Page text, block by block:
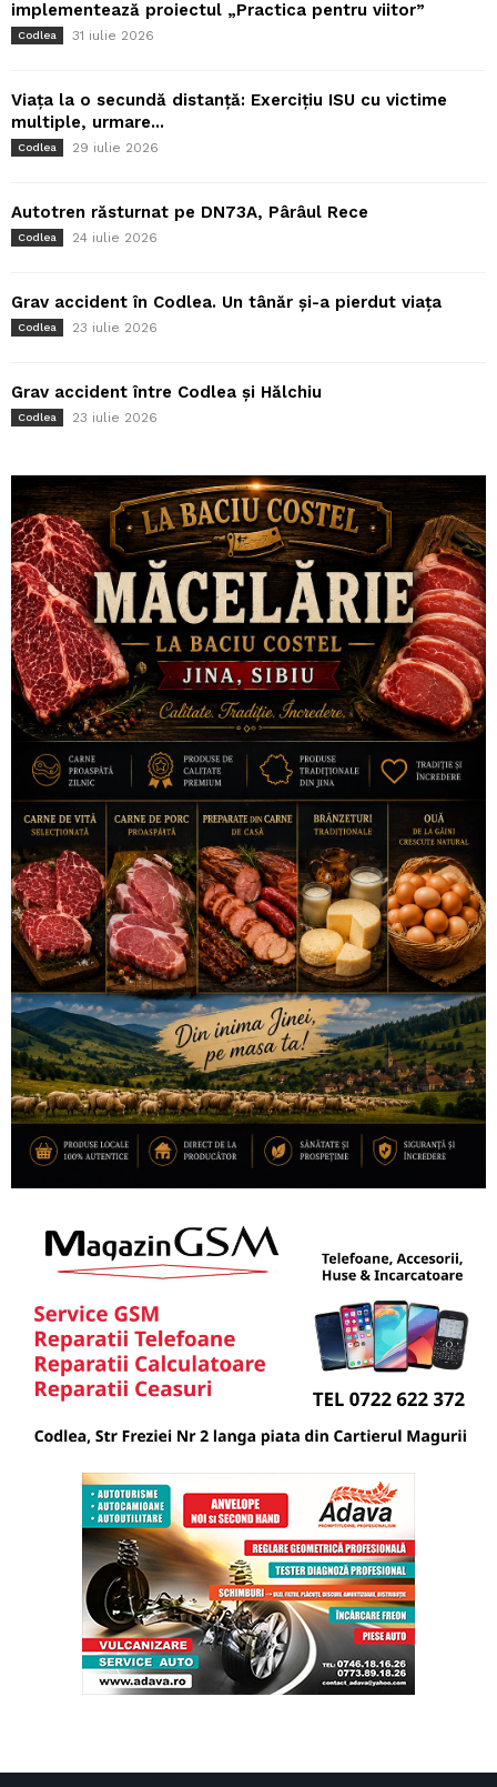
implementează proiectul „Practica pentru viitor”
Codlea 31 iulie 2026
Viața la o secundă distanță: Exercițiu ISU cu victime
multiple, urmare...
Codlea 29 iulie 2026
Autotren răsturnat pe DN73A, Pârâul Rece
Codlea 24 iulie 2026
Grav accident în Codlea. Un tânăr și-a pierdut viața
Codlea 23 iulie 2026
Grav accident între Codlea și Hălchiu
Codlea 23 iulie 2026